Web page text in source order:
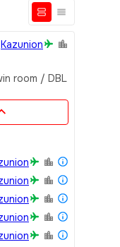
Kazunion
room / DBL